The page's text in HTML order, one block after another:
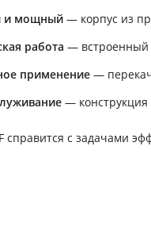
и мощный — корпус из
работа — встроенный
применение —
— конструкция
справится с задачами